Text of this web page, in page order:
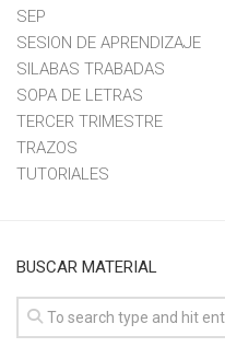
SEP
SESION DE APRENDIZAJE
SILABAS TRABADAS
SOPA DE LETRAS
TERCER TRIMESTRE
TRAZOS
TUTORIALES
BUSCAR MATERIAL